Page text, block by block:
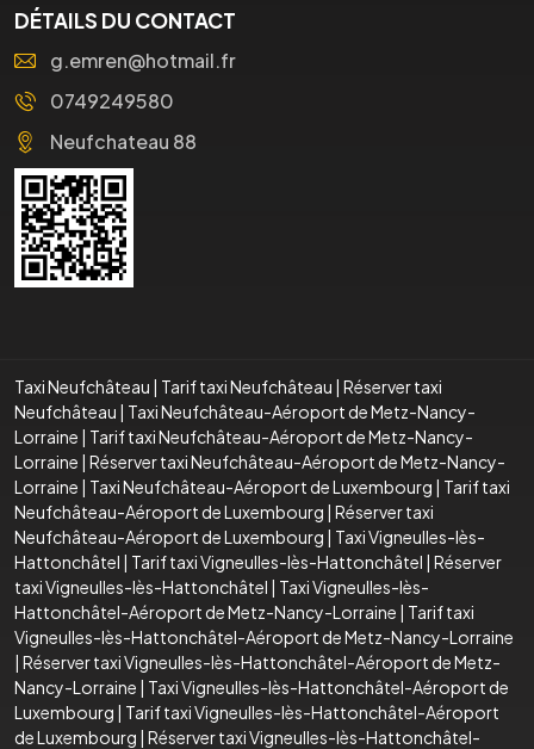
DÉTAILS DU CONTACT
g.emren@hotmail.fr
0749249580
Neufchateau 88
Taxi Neufchâteau | Tarif taxi Neufchâteau | Réserver taxi
Neufchâteau | Taxi Neufchâteau-Aéroport de Metz-Nancy-
Lorraine | Tarif taxi Neufchâteau-Aéroport de Metz-Nancy-
Lorraine | Réserver taxi Neufchâteau-Aéroport de Metz-Nancy-
Lorraine | Taxi Neufchâteau-Aéroport de Luxembourg | Tarif taxi
Neufchâteau-Aéroport de Luxembourg | Réserver taxi
Neufchâteau-Aéroport de Luxembourg | Taxi Vigneulles-lès-
Hattonchâtel | Tarif taxi Vigneulles-lès-Hattonchâtel | Réserver
taxi Vigneulles-lès-Hattonchâtel | Taxi Vigneulles-lès-
Hattonchâtel-Aéroport de Metz-Nancy-Lorraine | Tarif taxi
Vigneulles-lès-Hattonchâtel-Aéroport de Metz-Nancy-Lorraine
| Réserver taxi Vigneulles-lès-Hattonchâtel-Aéroport de Metz-
Nancy-Lorraine | Taxi Vigneulles-lès-Hattonchâtel-Aéroport de
Luxembourg | Tarif taxi Vigneulles-lès-Hattonchâtel-Aéroport
de Luxembourg | Réserver taxi Vigneulles-lès-Hattonchâtel-